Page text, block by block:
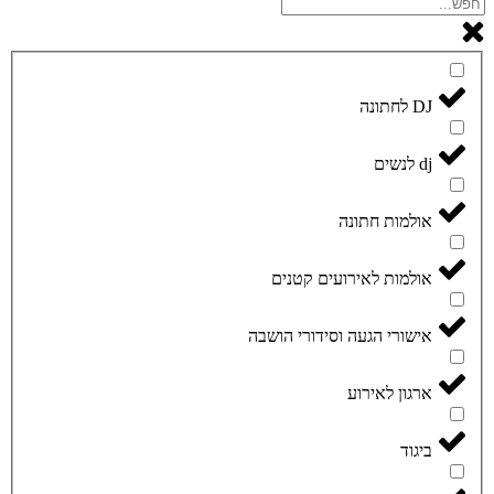
DJ לחתונה
dj לנשים
אולמות חתונה
אולמות לאירועים קטנים
אישורי הגעה וסידורי הושבה
ארגון לאירוע
ביגוד